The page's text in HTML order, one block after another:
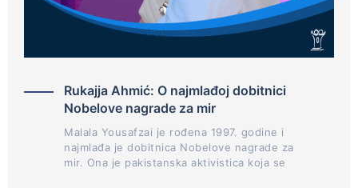
Rukajja Ahmić: O najmlađoj dobitnici
Nobelove nagrade za mir
Malala Yousafzai je rođena 1997. godine i
najmlađa je dobitnica Nobelove nagrade za
mir. Ona je pakistanska aktivistica koja se